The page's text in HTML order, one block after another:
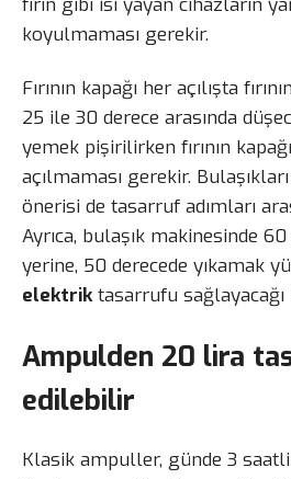
koyulmaması gerekir.
Fırının kapağı her açılışta
25 ile 30 derece arasında
yemek pişirilirken fırının
açılmaması gerekir.
önerisi de tasarruf adımları
Ayrıca, bulaşık makinesinde 60
yerine, 50 derecede yıkamak
elektriktasarrufu
Ampulden 20 lira
edilebilir
Klasik ampuller, günde 3